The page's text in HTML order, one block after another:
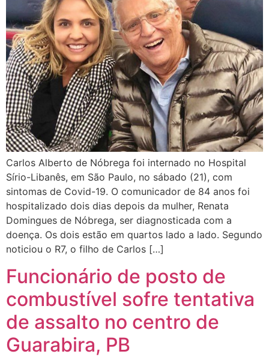
Carlos Alberto de Nóbrega foi internado no Hospital
Sírio-Libanês, em São Paulo, no sábado (21), com
sintomas de Covid-19. O comunicador de 84 anos foi
hospitalizado dois dias depois da mulher, Renata
Domingues de Nóbrega, ser diagnosticada com a
doença. Os dois estão em quartos lado a lado. Segundo
noticiou o R7, o filho de Carlos […]
Funcionário de posto de
combustível sofre tentativa
de assalto no centro de
Guarabira, PB